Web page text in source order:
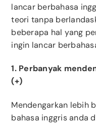
lancar berbahasa
teori tanpa
beberapa hal yang
ingin lancar
1. Perbanyak
(+)
Mendengarkan lebih
bahasa inggris anda